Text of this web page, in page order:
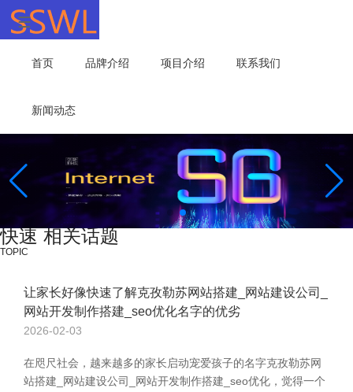
首页 品牌介绍 项目介绍 联系我们
新闻动态
快速 相关话题
TOPIC
让家长好像快速了解克孜勒苏网站搭建_网站建设公司_
网站开发制作搭建_seo优化名字的优劣
2026-02-03
在咫尺社会，越来越多的家长启动宠爱孩子的名字克孜勒苏网
站搭建_网站建设公司_网站开发制作搭建_seo优化，觉得一个